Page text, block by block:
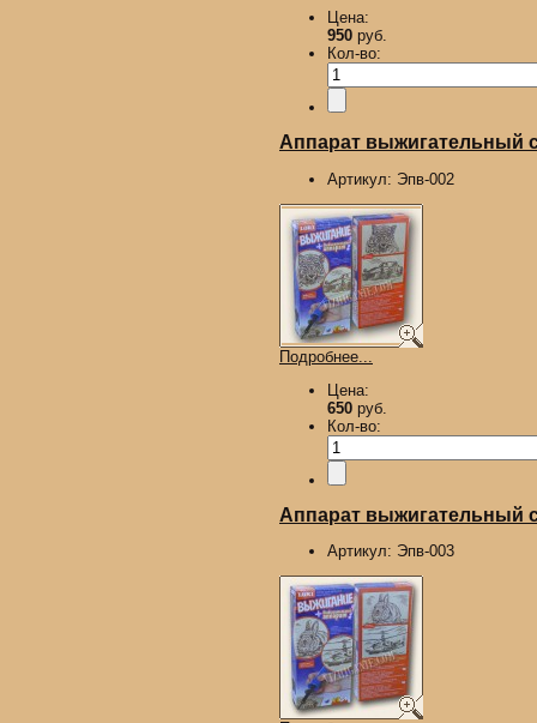
Цена:
950 руб.
Кол-во:
Аппарат выжигательный
Артикул: Эпв-002
Подробнее...
Цена:
650 руб.
Кол-во:
Аппарат выжигательный
Артикул: Эпв-003